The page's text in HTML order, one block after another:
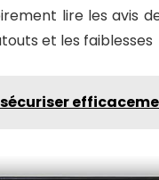
lire les avis
et les